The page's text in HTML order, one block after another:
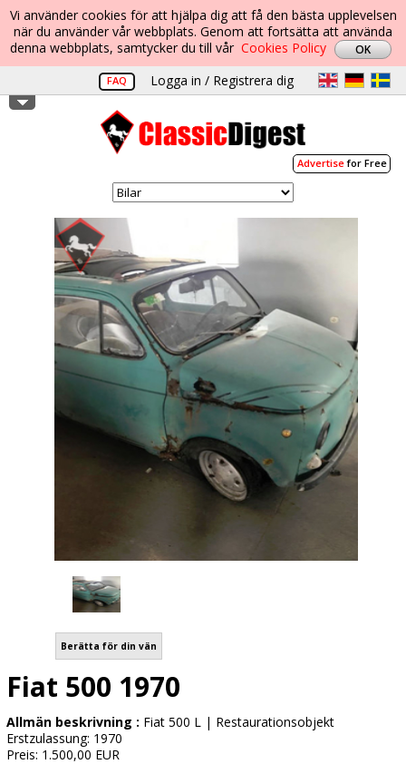
Vi använder cookies för att hjälpa dig att få den bästa upplevelsen
när du använder vår webbplats. Genom att fortsätta att använda
denna webbplats, samtycker du till vår Cookies Policy
FAQ Logga in / Registrera dig
Advertisefor Free
Berätta för din vän
Fiat 500 1970
Allmän beskrivning : Fiat 500 L | Restaurationsobjekt
Erstzulassung: 1970
Preis: 1.500,00 EUR